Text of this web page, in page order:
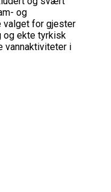
og
valget for gjester
og ekte tyrkisk
vannaktiviteter i